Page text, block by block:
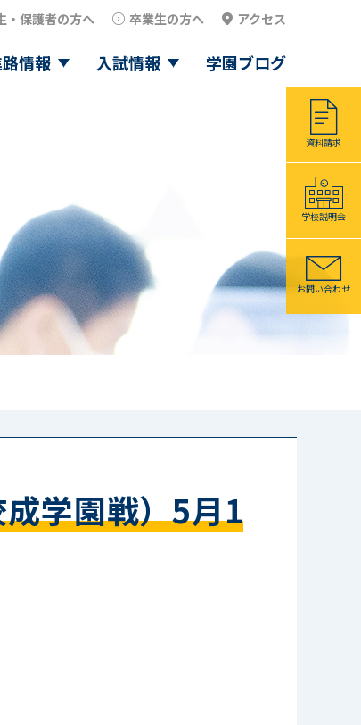
・保護者の方へ 卒業生の方へ アクセス
情報 入試情報 学園ブログ
資料請求
学校説明会
お問い合わせ
学園戦）5月1